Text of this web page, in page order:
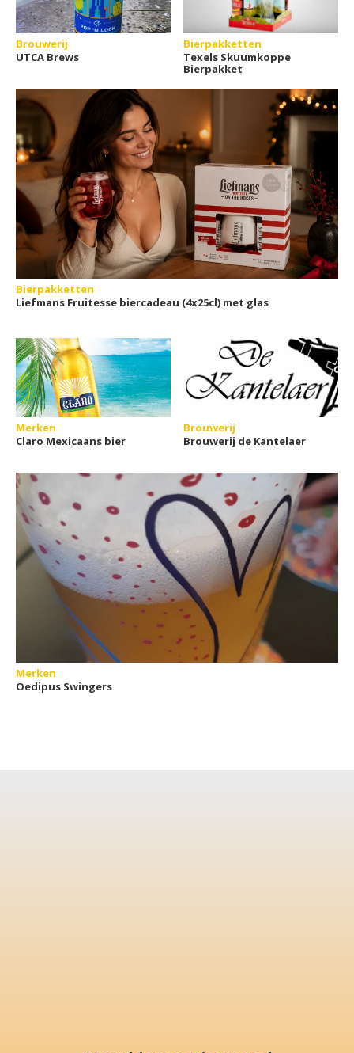
Brouwerij
UTCA Brews
Bierpakketten
Texels Skuumkoppe
Bierpakket
Bierpakketten
Liefmans Fruitesse biercadeau (4x25cl) met glas
Merken
Claro Mexicaans bier
Brouwerij
Brouwerij de Kantelaer
Merken
Oedipus Swingers